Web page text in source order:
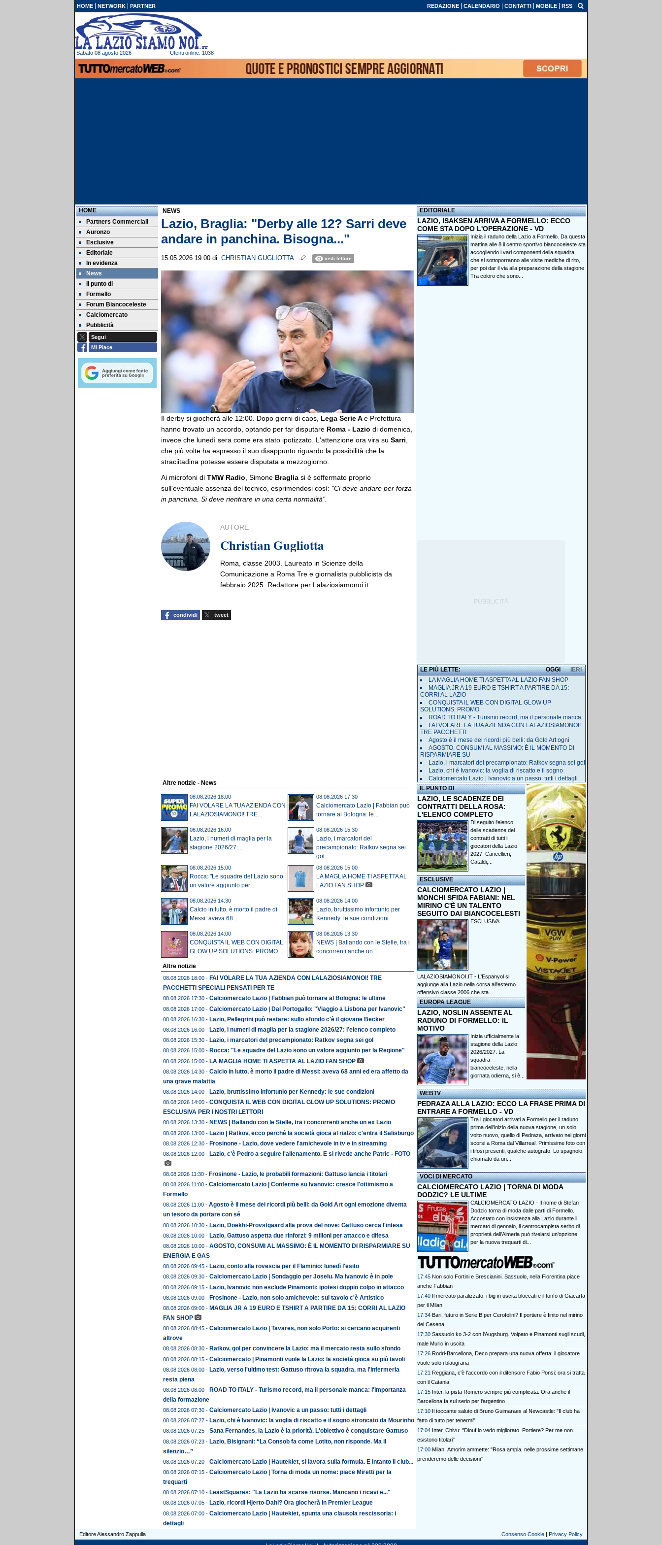
HOME NETWORK PARTNER REDAZIONE CALENDARIO CONTATTI MOBILE RSS
Sabato 08 agosto 2026 Utenti online: 1038
HOME
Partners Commerciali
Auronzo
Esclusive
Editoriale
In evidenza
News
Il punto di
Formello
Forum Biancoceleste
Calciomercato
Pubblicità
Segui
Mi Piace
NEWS
Lazio, Braglia: "Derby alle 12? Sarri deve
andare in panchina. Bisogna..."
15.05.2026 19:00 di CHRISTIAN GUGLIOTTA vedi letture
Il derby si giocherà alle 12:00. Dopo giorni di caos, Lega Serie Ae Prefettura
hanno trovato un accordo, optando per far disputare Roma - Lazio di domenica,
invece che lunedì sera come era stato ipotizzato. L'attenzione ora vira su Sarri
che più volte ha espresso il suo disappunto riguardo la possibilità che la
straciitadina potesse essere disputata a mezzogiorno.
Ai microfoni di TMW Radio , Simone Braglia si è soffermato proprio
sull'eventuale assenza del tecnico, esprimendosi così: "Ci deve andare per forza
in panchina. Si deve rientrare in una certa normalità".
AUTORE
Christian Gugliotta
Roma, classe 2003. Laureato in Scienze della
Comunicazione a Roma Tre e giornalista pubblicista da
febbraio 2025. Redattore per Lalaziosiamonoi.it.
condividi tweet
Altre notizie - News
08.08.2026 18:00
FAI VOLARE LA TUA AZIENDA CON
LALAZIOSIAMONOI! TRE...
08.08.2026 17:30
Calciomercato Lazio | Fabbian può
tornare al Bologna: le...
08.08.2026 16:00
Lazio, i numeri di maglia per la
stagione 2026/27:...
08.08.2026 15:30
Lazio, i marcatori del
precampionato: Ratkov segna sei
gol
08.08.2026 15:00
Rocca: "Le squadre del Lazio sono
un valore aggiunto per...
08.08.2026 15:00
LA MAGLIA HOME TI ASPETTA AL
LAZIO FAN SHOP
08.08.2026 14:30
Calcio in lutto, è morto il padre di
Messi: aveva 68...
08.08.2026 14:00
Lazio, bruttissimo infortunio per
Kennedy: le sue condizioni
08.08.2026 14:00
CONQUISTA IL WEB CON DIGITAL
GLOW UP SOLUTIONS: PROMO...
08.08.2026 13:30
NEWS | Ballando con le Stelle, tra i
concorrenti anche un...
Altre notizie
08.08.2026 18:00 - FAI VOLARE LA TUA AZIENDA CON LALAZIOSIAMONOI! TRE
PACCHETTI SPECIALI PENSATI PER TE
08.08.2026 17:30 - Calciomercato Lazio | Fabbian può tornare al Bologna: le ultime
08.08.2026 17:00 - Calciomercato Lazio | Dal Portogallo: "Viaggio a Lisbona per Ivanovic"
08.08.2026 16:30 - Lazio, Pellegrini può restare: sullo sfondo c'è il giovane Becker
08.08.2026 16:00 - Lazio, i numeri di maglia per la stagione 2026/27: l’elenco completo
08.08.2026 15:30 - Lazio, i marcatori del precampionato: Ratkov segna sei gol
08.08.2026 15:00 - Rocca: "Le squadre del Lazio sono un valore aggiunto per la Regione"
08.08.2026 15:00 - LA MAGLIA HOME TI ASPETTA AL LAZIO FAN SHOP
08.08.2026 14:30 - Calcio in lutto, è morto il padre di Messi: aveva 68 anni ed era affetto da
una grave malattia
08.08.2026 14:00 - Lazio, bruttissimo infortunio per Kennedy: le sue condizioni
08.08.2026 14:00 - CONQUISTA IL WEB CON DIGITAL GLOW UP SOLUTIONS: PROMO
ESCLUSIVA PER I NOSTRI LETTORI
08.08.2026 13:30 - NEWS | Ballando con le Stelle, tra i concorrenti anche un ex Lazio
08.08.2026 13:00 - Lazio | Ratkov, ecco perché la società gioca al rialzo: c'entra il Salisburgo
08.08.2026 12:30 - Frosinone - Lazio, dove vedere l'amichevole in tv e in streaming
08.08.2026 12:00 - Lazio, c'è Pedro a seguire l'allenamento. E si rivede anche Patric - FOTO
08.08.2026 11:30 - Frosinone - Lazio, le probabili formazioni: Gattuso lancia i titolari
08.08.2026 11:00 - Calciomercato Lazio | Conferme su Ivanovic: cresce l'ottimismo a
Formello
08.08.2026 11:00 - Agosto è il mese dei ricordi più belli: da Gold Art ogni emozione diventa
un tesoro da portare con sé
08.08.2026 10:30 - Lazio, Doekhi-Provstgaard alla prova del nove: Gattuso cerca l'intesa
08.08.2026 10:00 - Lazio, Gattuso aspetta due rinforzi: 9 milioni per attacco e difesa
08.08.2026 10:00 - AGOSTO, CONSUMI AL MASSIMO: È IL MOMENTO DI RISPARMIARE SU
ENERGIA E GAS
08.08.2026 09:45 - Lazio, conto alla rovescia per il Flaminio: lunedì l'esito
08.08.2026 09:30 - Calciomercato Lazio | Sondaggio per Joselu. Ma Ivanovic è in pole
08.08.2026 09:15 - Lazio, Ivanovic non esclude Pinamonti: ipotesi doppio colpo in attacco
08.08.2026 09:00 - Frosinone - Lazio, non solo amichevole: sul tavolo c'è Artistico
08.08.2026 09:00 - MAGLIA JR A 19 EURO E TSHIRT A PARTIRE DA 15: CORRI AL LAZIO
FAN SHOP
08.08.2026 08:45 - Calciomercato Lazio | Tavares, non solo Porto: si cercano acquirenti
altrove
08.08.2026 08:30 - Ratkov, gol per convincere la Lazio: ma il mercato resta sullo sfondo
08.08.2026 08:15 - Calciomercato | Pinamonti vuole la Lazio: la società gioca su più tavoli
08.08.2026 08:00 - Lazio, verso l'ultimo test: Gattuso ritrova la squadra, ma l'infermeria
resta piena
08.08.2026 08:00 - ROAD TO ITALY - Turismo record, ma il personale manca: l'importanza
della formazione
08.08.2026 07:30 - Calciomercato Lazio | Ivanovic a un passo: tutti i dettagli
08.08.2026 07:27 - Lazio, chi è Ivanovic: la voglia di riscatto e il sogno stroncato da Mourinho
08.08.2026 07:25 - Sana Fernandes, la Lazio è la priorità. L'obiettivo è conquistare Gattuso
08.08.2026 07:23 - Lazio, Bisignani: “La Consob fa come Lotito, non risponde. Ma il
silenzio…”
08.08.2026 07:20 - Calciomercato Lazio | Hautekiet, si lavora sulla formula. E intanto il club...
08.08.2026 07:15 - Calciomercato Lazio | Torna di moda un nome: piace Miretti per la
trequarti
08.08.2026 07:10 - LeastSquares: "La Lazio ha scarse risorse. Mancano i ricavi e..."
08.08.2026 07:05 - Lazio, ricordi Hjerto-Dahl? Ora giocherà in Premier League
08.08.2026 07:00 - Calciomercato Lazio | Hautekiet, spunta una clausola rescissoria: i
dettagli
EDITORIALE
LAZIO, ISAKSEN ARRIVA A FORMELLO: ECCO
COME STA DOPO L'OPERAZIONE - VD
Inizia il raduno della Lazio a Formello. Da questa
mattina alle 8 il centro sportivo biancoceleste sta
accogliendo i vari componenti della squadra,
che si sottoporranno alle visite mediche di rito,
per poi dar il via alla preparazione della stagione.
Tra coloro che sono...
LE PIÙ LETTE: IERI
OGGI
LA MAGLIA HOME TI ASPETTA AL LAZIO FAN SHOP
MAGLIA JR A 19 EURO E TSHIRT A PARTIRE DA 15:
CORRI AL LAZIO
CONQUISTA IL WEB CON DIGITAL GLOW UP
SOLUTIONS: PROMO
ROAD TO ITALY - Turismo record, ma il personale manca:
FAI VOLARE LA TUA AZIENDA CON LALAZIOSIAMONOI!
TRE PACCHETTI
Agosto è il mese dei ricordi più belli: da Gold Art ogni
AGOSTO, CONSUMI AL MASSIMO: È IL MOMENTO DI
RISPARMIARE SU
Lazio, i marcatori del precampionato: Ratkov segna sei gol
Lazio, chi è Ivanovic: la voglia di riscatto e il sogno
Calciomercato Lazio | Ivanovic a un passo: tutti i dettagli
IL PUNTO DI
LAZIO, LE SCADENZE DEI
CONTRATTI DELLA ROSA:
L'ELENCO COMPLETO
Di seguito l'elenco
delle scadenze dei
contratti di tutti i
giocatori della Lazio.
2027: Cancellieri,
Cataldi,...
ESCLUSIVE
CALCIOMERCATO LAZIO |
MONCHI SFIDA FABIANI: NEL
MIRINO C'È UN TALENTO
SEGUITO DAI BIANCOCELESTI
ESCLUSIVA
LALAZIOSIAMONOI.IT - L'Espanyol si
aggiunge alla Lazio nella corsa all'esterno
offensivo classe 2006 che sta...
EUROPA LEAGUE
LAZIO, NOSLIN ASSENTE AL
RADUNO DI FORMELLO: IL
MOTIVO
Inizia ufficialmente la
stagione della Lazio
2026/2027. La
squadra
biancoceleste, nella
giornata odierna, si è...
WEBTV
PEDRAZA ALLA LAZIO: ECCO LA FRASE PRIMA DI
ENTRARE A FORMELLO - VD
Tra i giocatori arrivati a Formello per il raduno
prima dell'inizio della nuova stagione, un solo
volto nuovo, quello di Pedraza, arrivato nei giorni
scorsi a Roma dal Villarreal. Primissime foto con
i tifosi presenti, qualche autografo. Lo spagnolo,
chiamato da un...
VOCI DI MERCATO
CALCIOMERCATO LAZIO | TORNA DI MODA
DODZIC? LE ULTIME
CALCIOMERCATO LAZIO - Il nome di Stefan
Dodzic torna di moda dalle parti di Formello.
Accostato con insistenza alla Lazio durante il
mercato di gennaio, il centrocampista serbo di
proprietà dell'Almeria può rivelarsi un'opzione
per la nuova trequarti di...
17:45 Non solo Fortini e Brescianini. Sassuolo, nella Fiorentina piace
anche Fabbian
17:40 Il mercato paralizzato, i big in uscita bloccati e il tonfo di Giacarta
per il Milan
17:34 Bari, futuro in Serie B per Cerofolini? Il portiere è finito nel mirino
del Cesena
17:30 Sassuolo ko 3-2 con l'Augsburg. Volpato e Pinamonti sugli scudi,
male Muric in uscita
17:26 Rodri-Barcellona, Deco prepara una nuova offerta: il giocatore
vuole solo i blaugrana
17:21 Reggiana, c'è l'accordo con il difensore Fabio Ponsi: ora si tratta
con il Catania
17:15 Inter, la pista Romero sempre più complicata. Ora anche il
Barcellona fa sul serio per l'argentino
17:10 Il toccante saluto di Bruno Guimaraes al Newcastle: "Il club ha
fatto di tutto per tenermi"
17:04 Inter, Chivu: "Diouf lo vedo migliorato. Portiere? Per me non
esistono titolari"
17:00 Milan, Amorim ammette: "Rosa ampia, nelle prossime settimane
prenderemo delle decisioni"
Editore Alessandro Zappulla Consenso Cookie | Privacy Policy